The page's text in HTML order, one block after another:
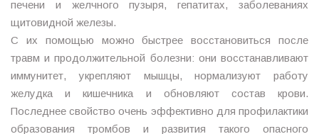
печени и желчного пузыря, гепатитах, заболеваниях
щитовидной железы.
С их помощью можно быстрее восстановиться после
травм и продолжительной болезни: они восстанавливают
иммунитет, укрепляют мышцы, нормализуют работу
желудка и кишечника и обновляют состав крови.
Последнее свойство очень эффективно для профилактики
образования тромбов и развития такого опасного